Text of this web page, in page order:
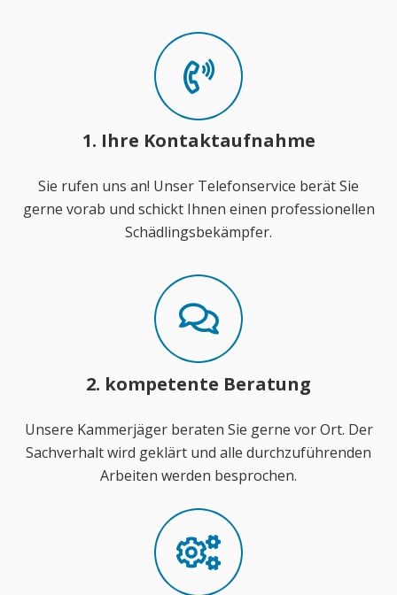
1. Ihre Kontaktaufnahme
Sie rufen uns an! Unser Telefonservice berät Sie
gerne vorab und schickt Ihnen einen professionellen
Schädlingsbekämpfer.
2. kompetente Beratung
Unsere Kammerjäger beraten Sie gerne vor Ort. Der
Sachverhalt wird geklärt und alle durchzuführenden
Arbeiten werden besprochen.